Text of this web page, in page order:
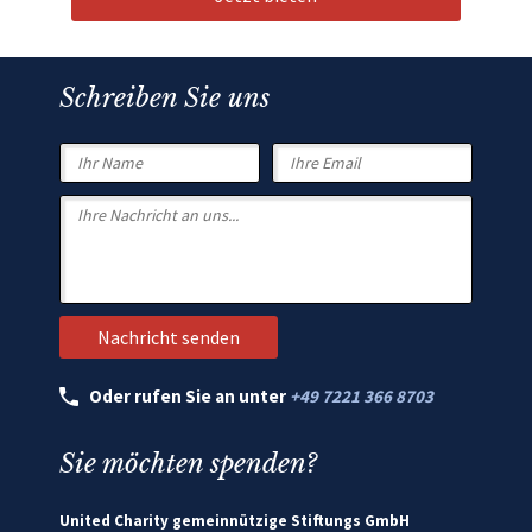
Schreiben Sie uns
Oder rufen Sie an unter +49 7221 366 8703
Sie möchten spenden?
United Charity gemeinnützige Stiftungs GmbH